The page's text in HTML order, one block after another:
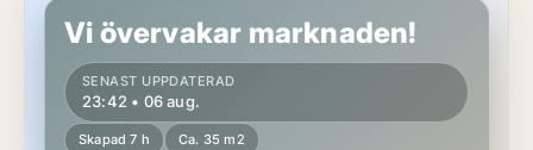
Vi övervakar marknaden!
SENAST UPPDATERAD
23:42 • 06 aug.
Skapad 7 h Ca. 35 m2